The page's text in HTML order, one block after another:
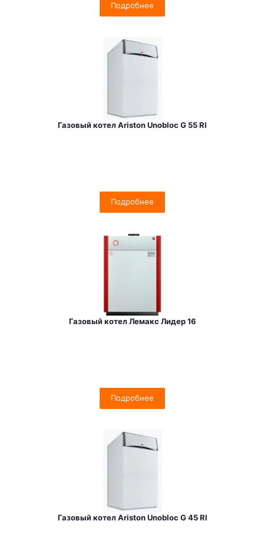
Подробнее
Газовый котел Ariston Unobloc G 55 RI
Подробнее
Газовый котел Лемакс Лидер 16
Подробнее
Газовый котел Ariston Unobloc G 45 RI